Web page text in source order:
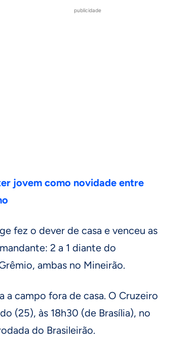
publicidade
jovem como novidade entre
fez o dever de casa e venceu as
2 a 1 diante do
ambas no Mineirão.
a campo fora de casa. O Cruzeiro
(25), às 18h30 (de Brasília), no
do Brasileirão.